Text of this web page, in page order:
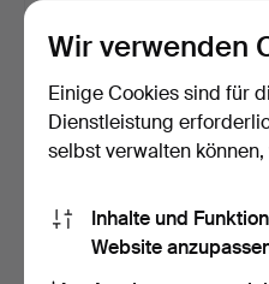
Wir verwenden
Einige Cookies sind für
Dienstleistung
selbst verwalten
Inhalte und
Website